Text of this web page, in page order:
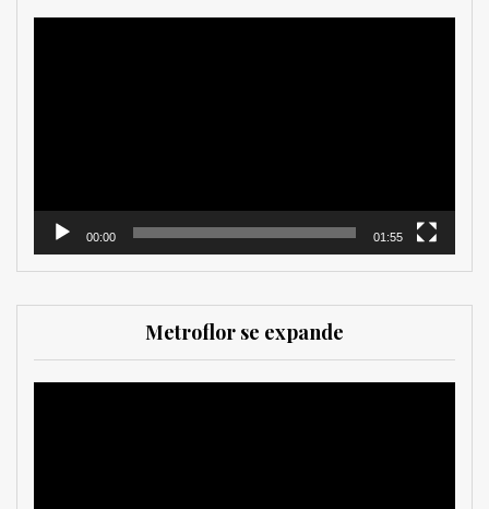
00:00 01:55
Metroflor se expande